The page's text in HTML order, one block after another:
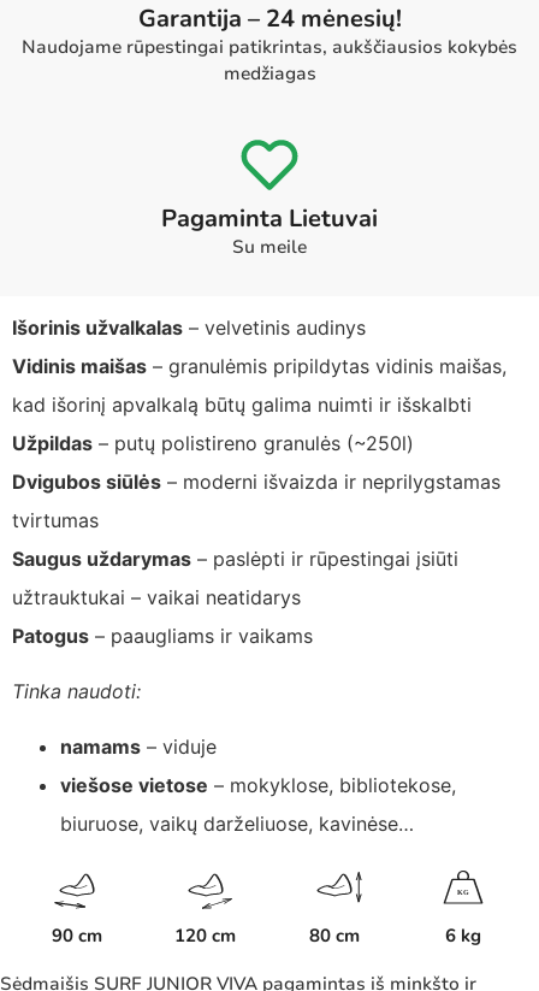
Garantija – 24 mėnesių!
Naudojame rūpestingai patikrintas, aukščiausios kokybės
medžiagas
Pagaminta Lietuvai
Su meile
Išorinis užvalkalas – velvetinis audinys
Vidinis maišas – granulėmis pripildytas vidinis maišas,
kad išorinį apvalkalą būtų galima nuimti ir išskalbti
Užpildas – putų polistireno granulės (~250l)
Dvigubos siūlės – moderni išvaizda ir neprilygstamas
tvirtumas
Saugus uždarymas – paslėpti ir rūpestingai įsiūti
užtrauktukai – vaikai neatidarys
Patogus – paaugliams ir vaikams
Tinka naudoti:
namams – viduje
viešose vietose – mokyklose, bibliotekose,
biuruose, vaikų darželiuose, kavinėse…
90 cm 120 cm 80 cm
KG
6 kg
Sėdmaišis SURF JUNIOR VIVA pagamintas iš minkšto ir